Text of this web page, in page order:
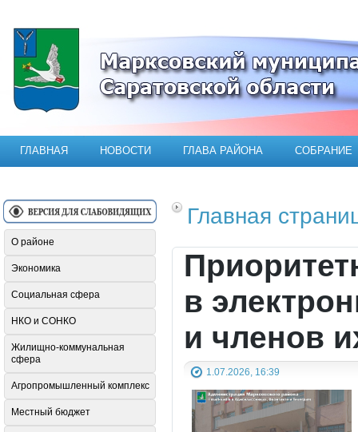
Официальный сайт Марксовского
ГЛАВНАЯ НОВОСТИ ГЛАВА РАЙОНА СОБРАНИЕ
Главная
в
и членов
1.07.2026, 16:39
О районе
Экономика
Социальная сфера
НКО и СОНКО
Жилищно-коммунальная
сфера
Агропромышленный комплекс
Местный бюджет